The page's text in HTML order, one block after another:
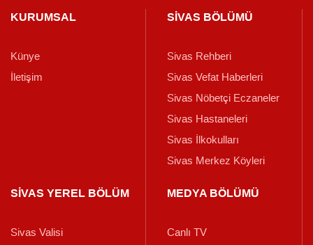
KURUMSAL
Künye
İletişim
SİVAS BÖLÜMÜ
Sivas Rehberi
Sivas Vefat Haberleri
Sivas Nöbetçi Eczaneler
Sivas Hastaneleri
Sivas İlkokulları
Sivas Merkez Köyleri
SİVAS YEREL BÖLÜM
Sivas Valisi
MEDYA BÖLÜMÜ
Canlı TV